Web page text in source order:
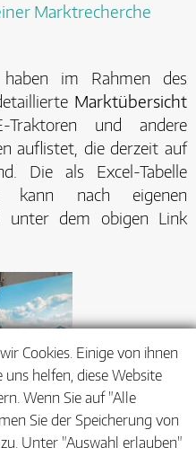
Marktrecherche
im Rahmen des
Marktübersicht
Traktoren und andere
auflistet, die derzeit auf
Die als Excel-Tabelle
kann nach eigenen
unter dem obigen Link
Cookies. Einige von ihnen
helfen, diese Website
Wenn Sie auf "Alle
Sie der Speicherung von
Unter "Auswahl erlauben"